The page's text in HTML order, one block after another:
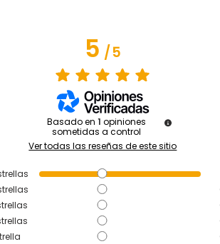
5/5
Basado en 1 opiniones
sometidas a control
Ver todas las reseñas de este sitio